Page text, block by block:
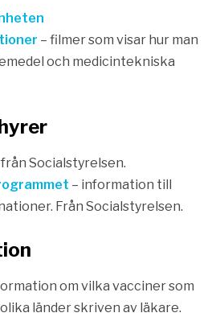
– filmer som visar hur man
och medicintekniska
Socialstyrelsen.
– information till
Från Socialstyrelsen.
om vilka vacciner som
länder skriven av läkare.